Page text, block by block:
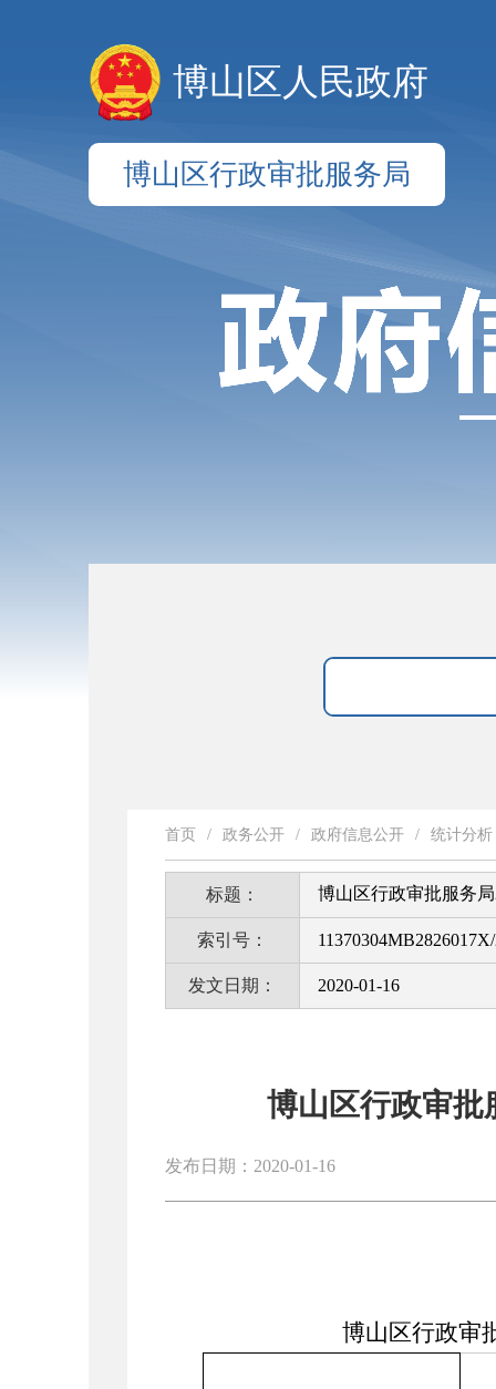
博山区人民政府
博山区行政审批服务局
首页 / 政务公开 / 政府信息公开 / 统计分析
标题： 博山区行政审批服务
索引号：
发文日期： 2020-01-16
博山区行政审批
发布日期：2020-01-16
博山区行政审